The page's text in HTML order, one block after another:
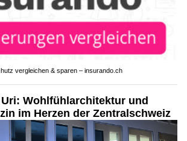
vergleichen & sparen – insurando.ch
Wohlfühlarchitektur und
im Herzen der Zentralschweiz